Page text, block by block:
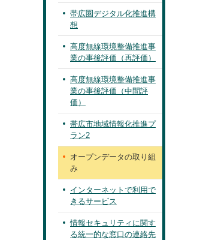
帯広圏デジタル化推進構
想
高度無線環境整備推進事
業の事後評価（再評価）
高度無線環境整備推進事
業の事後評価（中間評
価）
帯広市地域情報化推進プ
ラン2
オープンデータの取り組
み
インターネットで利用で
きるサービス
情報セキュリティに関す
る統一的な窓口の連絡先